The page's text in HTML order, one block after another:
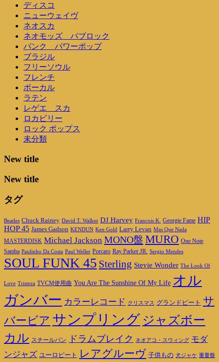
ディスコ
ニューウェイヴ
ネオスカ
ネオモッズ パブロック
パンク パワーポップ
ブラジル
フリーソウル
フレンチ
ボーカル
ラテン
レゲエ スカ
ロカビリー
ロック ポップス
未分類
New title
New title
タグ
Beatles Chuck Rainey David T. Walker DJ Harvey Francois K. Georgie Fame HIP
HOP 45 James Gadson KENDUN Ken Gold Larry Levan Mas Que Nada
MASTERDISK Michael Jackson MONO盤 MURO One Note
Samba Paulinho Da Costa Paul Weller Porcaro Ray Parker JR. Sergio Mendes
SOUL FUNK 45 Sterling Stevie Wonder The Look Of
Love Tristeza TVCM使用曲 You Are The Sunshine Of My Life オル
ガンバー カラーレコード クリスマス グランドビート サ
バービア サンプリング ジャズボー
カル スチールパン ドラムブレイク ネオアコ・スウィング モダ
ンジャズ ユーロビート レアグルーヴ 子供もの 犬ジャケ 重量盤